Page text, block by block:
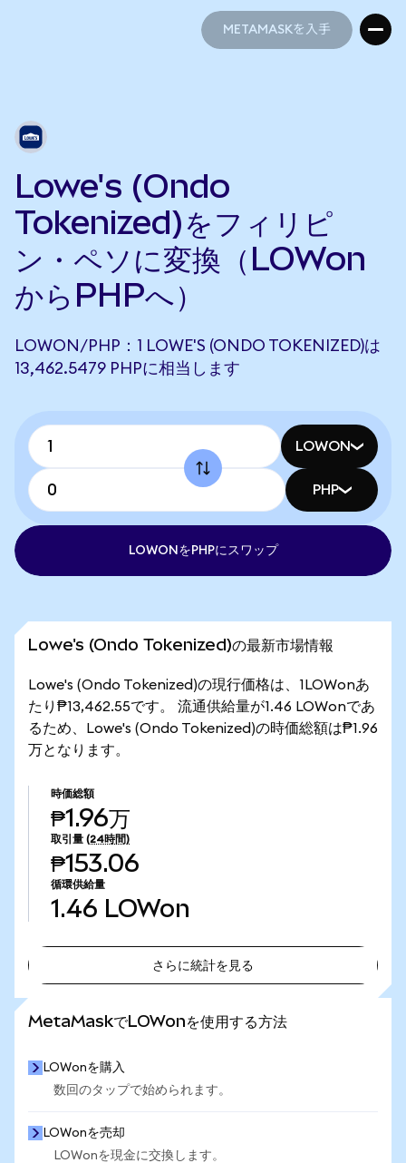
METAMASKを入手
Lowe's (Ondo
Tokenized)をフィリピ
ン・ペソに変換（LOWon
からPHPへ）
LOWON/PHP：1 LOWE'S (ONDO TOKENIZED)は
13,462.5479 PHPに相当します
LOWON
PHP
LOWONをPHPにスワップ
Lowe's (Ondo Tokenized)の最新市場情報
Lowe's (Ondo Tokenized)の現行価格は、1LOWonあ
たり₱13,462.55です。 流通供給量が1.46 LOWonであ
るため、Lowe's (Ondo Tokenized)の時価総額は₱1.96
万となります。
時価総額
₱1.96万
取引量 (24時間)
₱153.06
循環供給量
1.46 LOWon
さらに統計を見る
MetaMaskでLOWonを使用する方法
LOWonを購入
数回のタップで始められます。
LOWonを売却
LOWonを現金に交換します。